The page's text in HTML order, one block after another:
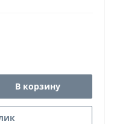
В корзину